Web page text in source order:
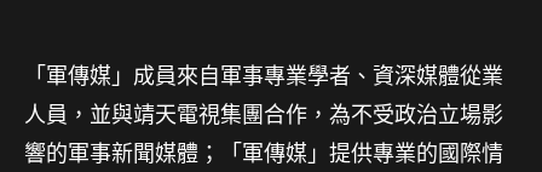
「軍傳媒」成員來自軍事專業學者、資深媒體從業
人員，並與靖天電視集團合作，為不受政治立場影
響的軍事新聞媒體；「軍傳媒」提供專業的國際情